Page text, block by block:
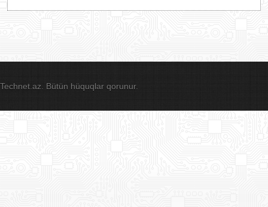
Technet.az. Bütün hüquqlar qorunur.